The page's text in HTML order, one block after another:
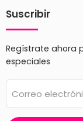
Suscribir
Regístrate ahora
especiales
Correo